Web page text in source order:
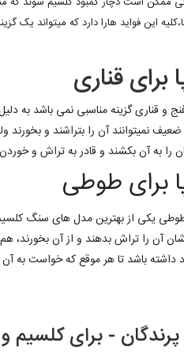
این فواید هارا دارد که میتواند یک
قناری
و قناری گزینه مناسبی نمی باشد به
نمیتوانند آن را بتراشند و
را به آن بکشند و قادر به تراش و
برای طوطی
یکی از بهترین مدل های سنگ
آن را تراش بدهند و از آن
باشد تا هر موقع که خواست به آن
- برای کلسیم